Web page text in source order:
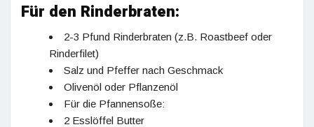
Für den Rinderbraten:
2-3 Pfund Rinderbraten (z.B. Roastbeef oder
Rinderfilet)
Salz und Pfeffer nach Geschmack
Olivenöl oder Pflanzenöl
Für die Pfannensoße:
2 Esslöffel Butter